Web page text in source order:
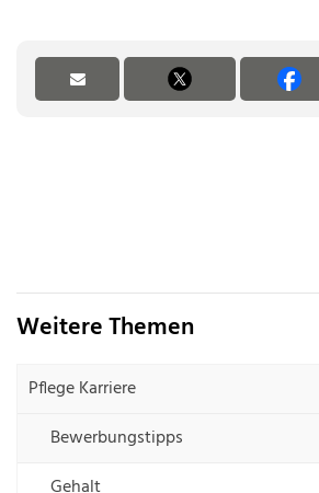
Weitere Themen
Pflege Karriere
Bewerbungstipps